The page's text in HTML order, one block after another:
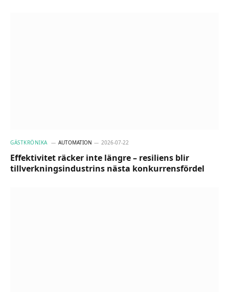
GÄSTKRÖNIKA AUTOMATION 2026-07-22
Effektivitet räcker inte längre – resiliens blir
tillverkningsindustrins nästa konkurrensfördel